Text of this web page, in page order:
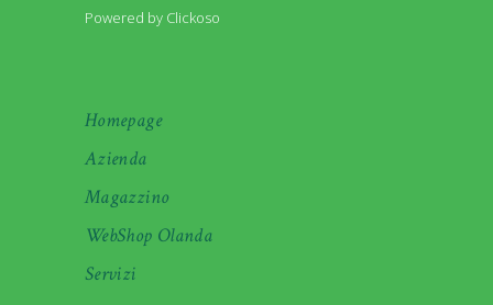
Powered by Clickoso
Homepage
Azienda
Magazzino
WebShop Olanda
Servizi